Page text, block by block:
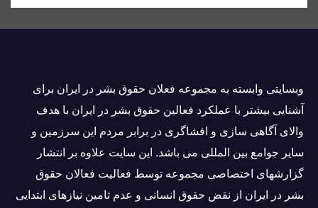
وبسايتى وابسته به مجموعه فعلان حقوق بشر در ایران برای
آشنایی بيشتر با عملکرد فعالین حقوق بشر در ایران با هدف
والاى آگاهى سازی و افشاگرى در برابر مردم این سرزمین و
ساير جوامع بین المللى می باشد. این سایت علاوه بر انتشار
گزارشهای اختصاصی مجموعه توسط فعاليت فعالان حقوق
بشر در ایران از نقض حقوق انسانی و عدم تامین نیازهای ابتدایی